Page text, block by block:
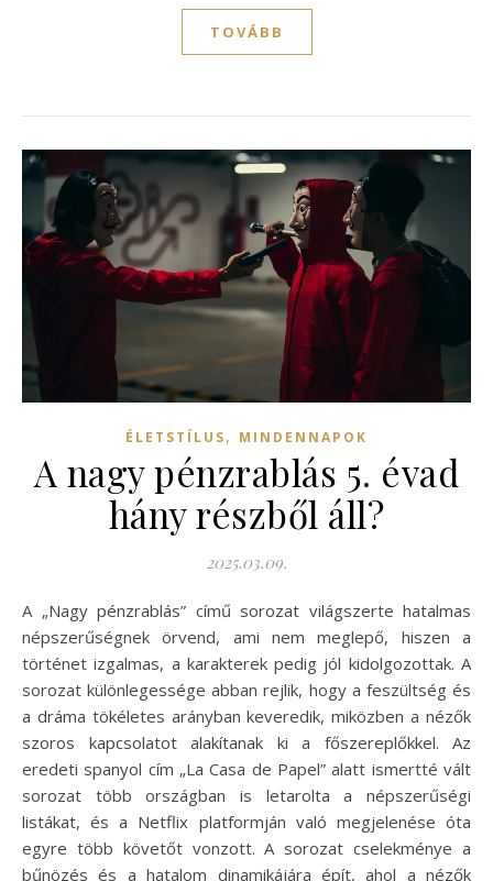
TOVÁBB
ÉLETSTÍLUS, MINDENNAPOK
A nagy pénzrablás 5. évad
hány részből áll?
2025.03.09.
A „Nagy pénzrablás” című sorozat világszerte hatalmas
népszerűségnek örvend, ami nem meglepő, hiszen a
történet izgalmas, a karakterek pedig jól kidolgozottak. A
sorozat különlegessége abban rejlik, hogy a feszültség és
a dráma tökéletes arányban keveredik, miközben a nézők
szoros kapcsolatot alakítanak ki a főszereplőkkel. Az
eredeti spanyol cím „La Casa de Papel” alatt ismertté vált
sorozat több országban is letarolta a népszerűségi
listákat, és a Netflix platformján való megjelenése óta
egyre több követőt vonzott. A sorozat cselekménye a
bűnözés és a hatalom dinamikájára épít, ahol a nézők